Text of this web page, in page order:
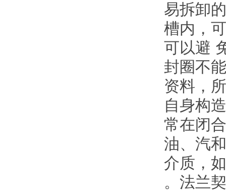
易拆卸
槽内，
可以避
封圈不
资料，
自身构
常在闭
油、汽
介质，
。法兰